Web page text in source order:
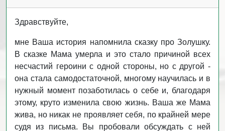
Здравствуйте,
мне Ваша история напомнила сказку про Золушку.
В сказке Мама умерла и это стало причиной всех
несчастий героини с одной стороны, но с другой -
она стала самодостаточной, многому научилась и в
нужный момент позаботилась о себе и, благодаря
этому, круто изменила свою жизнь. Ваша же Мама
жива, но никак не проявляет себя, по крайней мере
судя из письма. Вы пробовали обсуждать с ней